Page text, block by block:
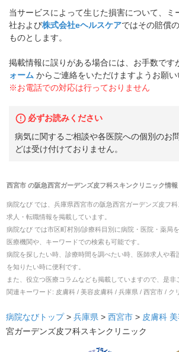
当サービスによって生じた損害について、ミ
社および株式会社eヘルスケアではその賠償
ものとします。
掲載情報に誤りがある場合には、お手数です
ォーム からご連絡をいただけますようお願い
※お電話での対応は行っておりません
必ずお読みください
病気に関するご相談や各医院への個別のお
どは受け付けておりません。
西宮市の阪急西宮ガーデンズ皮フ科スキンクリニック情報
病院なび では、 兵庫県西宮市の阪急西宮ガーデンズ皮フ
求人・転職情報を掲載しています。
病院なび では市区町村別/診療科目別に病院・医院・薬局
医療機関や、キーワードでの検索も可能です。
病院を探したい時、診療時間を調べたい時、医師求人や看
を知りたい時に便利です。
また、役立つ医療コラムなども掲載していますので、是非
関連キーワード: 皮膚科 / 美容皮膚科 / 兵庫県 / 西宮市 / ク
病院なびトップ > 兵庫県 > 西宮市 > 皮膚科
宮ガーデンズ皮フ科スキンクリニック